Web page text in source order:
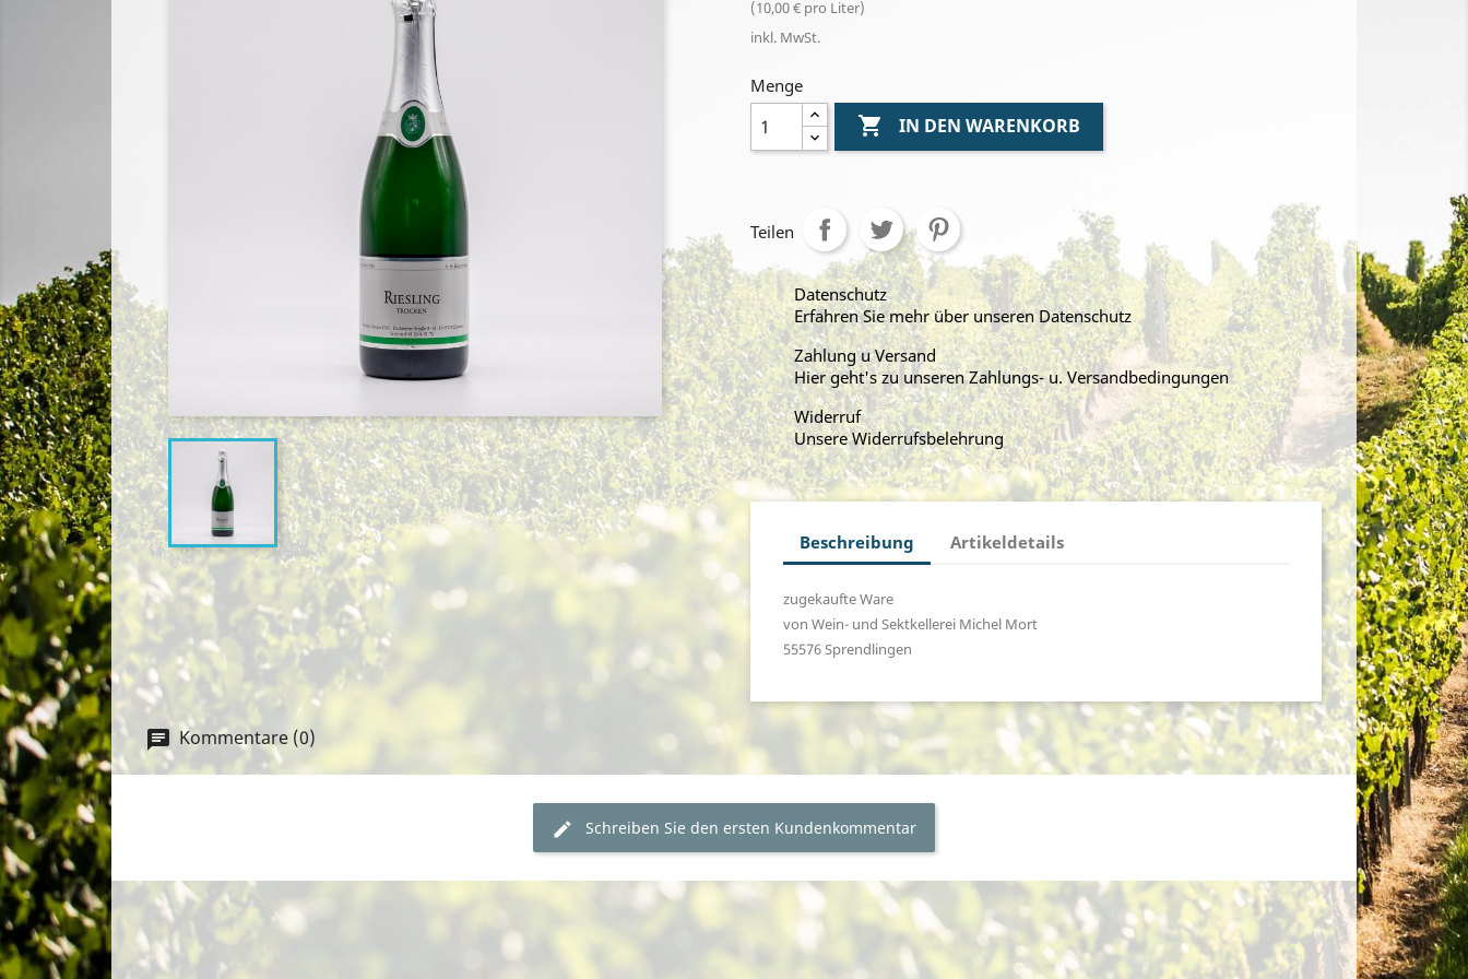
(10,00 € pro Liter)
inkl. MwSt.
Menge
 IN DEN WARENKORB
Teilen
Datenschutz
Erfahren Sie mehr über unseren Datenschutz
Zahlung u Versand
Hier geht's zu unseren Zahlungs- u. Versandbedingungen
Widerruf
Unsere Widerrufsbelehrung
Beschreibung Artikeldetails
zugekaufte Ware
von Wein- und Sektkellerei Michel Mort
55576 Sprendlingen
Kommentare (0)
Schreiben Sie den ersten Kundenkommentar